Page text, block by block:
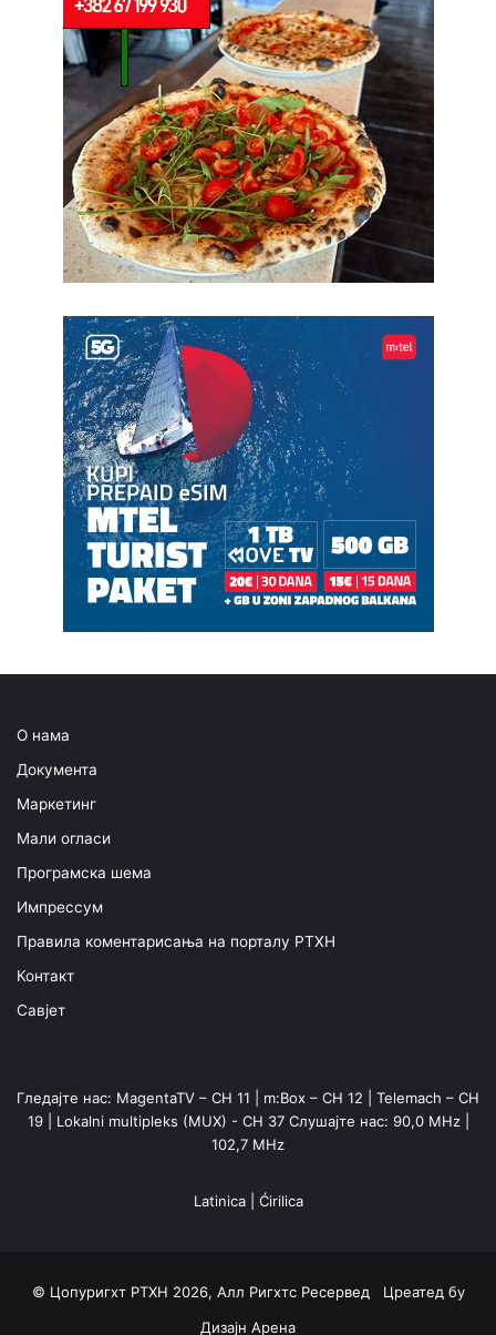
О нама
Документа
Маркетинг
Мали огласи
Програмска шема
Импрессум
Правила коментарисања на порталу РТХН
Контакт
Савјет
Гледајте нас: MagentaTV – CH 11 | m:Box – CH 12 | Telemach – CH
19 | Lokalni multipleks (MUX) - CH 37 Слушајте нас: 90,0 MHz |
102,7 MHz
Latinica| Ćirilica
© Цопyригхт РТХН 2026, Алл Ригхтс Ресервед Цреатед бy
Дизајн Арена